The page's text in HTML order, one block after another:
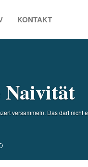
KONTAKT
Naivität
versammeln: Das darf nicht